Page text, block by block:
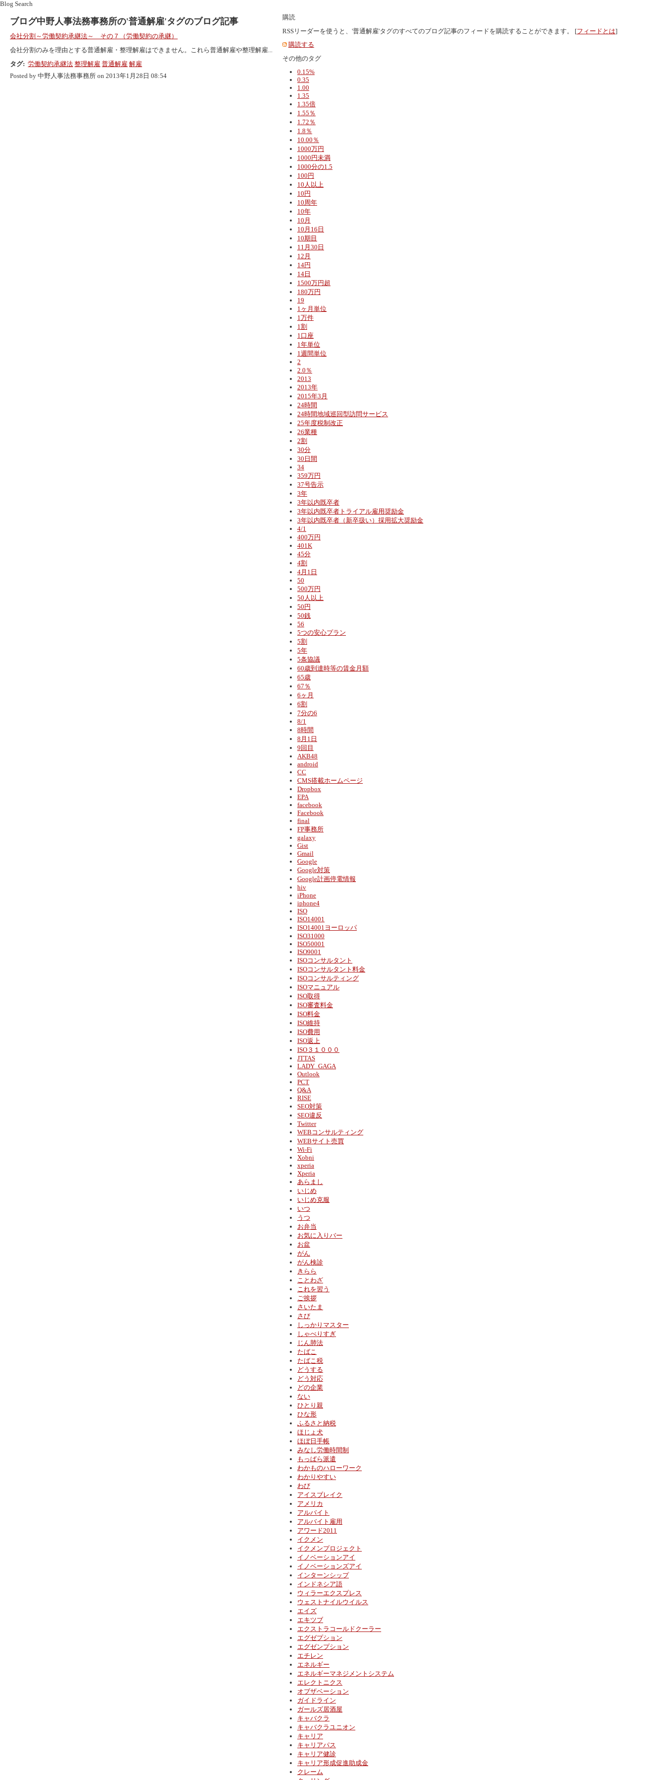
Blog Search
ブログ中野人事法務事務所の'普通解雇'タグのブログ記事
会社分割～労働契約承継法～ その７（労働契約の承継）
会社分割のみを理由とする普通解雇・整理解雇はできません。これら普通解雇や整理解雇...
タグ: 労働契約承継法 整理解雇 普通解雇 解雇
Posted by 中野人事法務事務所 on 2013年1月28日 08:54
購読
RSSリーダーを使うと、'普通解雇'タグのすべてのブログ記事のフィードを購読することができます。 [フィードとは]
購読する
その他のタグ
0.15%
0.35
1.00
1.35
1.35倍
1.55％
1.72％
1.8％
10.00％
1000万円
1000円未満
1000分の1.5
100円
10人以上
10円
10周年
10年
10月
10月16日
10期目
11月30日
12月
14円
14日
1500万円超
180万円
19
1ヶ月単位
1万件
1割
1口座
1年単位
1週間単位
2
2.0％
2013
2013年
2015年3月
24時間
24時間地域巡回型訪問サービス
25年度税制改正
26業種
2割
30分
30日間
34
359万円
37号告示
3年
3年以内既卒者
3年以内既卒者トライアル雇用奨励金
3年以内既卒者（新卒扱い）採用拡大奨励金
4/1
400万円
401K
45分
4割
4月1日
50
500万円
50人以上
50円
50銭
56
5つの安心プラン
5割
5年
5条協議
60歳到達時等の賃金月額
65歳
67％
6ヶ月
6割
7分の6
8/1
8時間
8月1日
9回目
AKB48
android
CC
CMS搭載ホームページ
Dropbox
EPA
facebook
Facebook
final
FP事務所
galaxy
Gist
Gmail
Google
Google対策
Google計画停電情報
hiv
iPhone
iphone4
ISO
ISO14001
ISO14001ヨーロッパ
ISO31000
ISO50001
ISO9001
ISOコンサルタント
ISOコンサルタント料金
ISOコンサルティング
ISOマニュアル
ISO取得
ISO審査料金
ISO料金
ISO維持
ISO費用
ISO返上
ISO３１０００
JTTAS
LADY_GAGA
Outlook
PCT
Q&A
RISE
SEO対策
SEO違反
Twitter
WEBコンサルティング
WEBサイト売買
Wi-Fi
Xobni
xperia
Xperia
あらまし
いじめ
いじめ克服
いつ
うつ
お弁当
お気に入りバー
お盆
がん
がん検診
きらら
ことわざ
これを習う
ご挨拶
さいたま
さび
しっかりマスター
しゃべりすぎ
じん肺法
たばこ
たばこ税
どうする
どう対応
どの企業
ない
ひとり親
ひな形
ふるさと納税
ほじょ犬
ほぼ日手帳
みなし労働時間制
もっぱら派遣
わかものハローワーク
わかりやすい
わび
アイスブレイク
アメリカ
アルバイト
アルバイト雇用
アワード2011
イクメン
イクメンプロジェクト
イノベーションアイ
イノベーションズアイ
インターンシップ
インドネシア語
ウィラーエクスプレス
ウェストナイルウイルス
エイズ
エキツブ
エクストラコールドクーラー
エグゼプション
エグゼンプション
エチレン
エネルギー
エネルギーマネジメントシステム
エレクトニクス
オブザベーション
ガイドライン
ガールズ居酒屋
キャバクラ
キャバクラユニオン
キャリア
キャリアパス
キャリア健診
キャリア形成促進助成金
クレーム